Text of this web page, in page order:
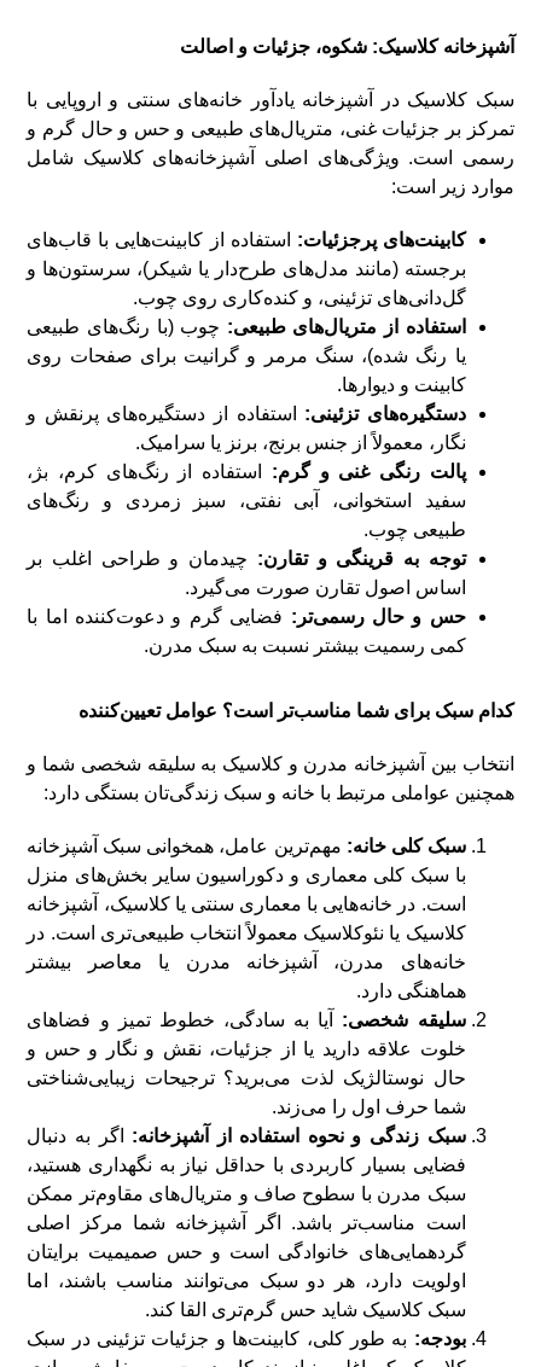
آشپزخانه کلاسیک: شکوه، جزئیات و اصالت
سبک کلاسیک در آشپزخانه یادآور خانه‌های سنتی و اروپایی با
تمرکز بر جزئیات غنی، متریال‌های طبیعی و حس و حال گرم و
رسمی است. ویژگی‌های اصلی آشپزخانه‌های کلاسیک شامل
موارد زیر است:
کابینت‌های پرجزئیات: استفاده از کابینت‌هایی با قاب‌های
برجسته (مانند مدل‌های طرح‌دار یا شیکر)، سرستون‌ها و
گل‌دانی‌های تزئینی، و کنده‌کاری روی چوب.
استفاده از متریال‌های طبیعی: چوب (با رنگ‌های طبیعی
یا رنگ شده)، سنگ مرمر و گرانیت برای صفحات روی
کابینت و دیوارها.
دستگیره‌های تزئینی: استفاده از دستگیره‌های پرنقش و
نگار، معمولاً از جنس برنج، برنز یا سرامیک.
پالت رنگی غنی و گرم: استفاده از رنگ‌های کرم، بژ،
سفید استخوانی، آبی نفتی، سبز زمردی و رنگ‌های
طبیعی چوب.
توجه به قرینگی و تقارن: چیدمان و طراحی اغلب بر
اساس اصول تقارن صورت می‌گیرد.
حس و حال رسمی‌تر: فضایی گرم و دعوت‌کننده اما با
کمی رسمیت بیشتر نسبت به سبک مدرن.
کدام سبک برای شما مناسب‌تر است؟ عوامل تعیین‌کننده
انتخاب بین آشپزخانه مدرن و کلاسیک به سلیقه شخصی شما و
همچنین عواملی مرتبط با خانه و سبک زندگی‌تان بستگی دارد:
سبک کلی خانه: مهم‌ترین عامل، همخوانی سبک آشپزخانه
با سبک کلی معماری و دکوراسیون سایر بخش‌های منزل
است. در خانه‌هایی با معماری سنتی یا کلاسیک، آشپزخانه
کلاسیک یا نئوکلاسیک معمولاً انتخاب طبیعی‌تری است. در
خانه‌های مدرن، آشپزخانه مدرن یا معاصر بیشتر
هماهنگی دارد.
سلیقه شخصی: آیا به سادگی، خطوط تمیز و فضاهای
خلوت علاقه دارید یا از جزئیات، نقش و نگار و حس و
حال نوستالژیک لذت می‌برید؟ ترجیحات زیبایی‌شناختی
شما حرف اول را می‌زند.
سبک زندگی و نحوه استفاده از آشپزخانه: اگر به دنبال
فضایی بسیار کاربردی با حداقل نیاز به نگهداری هستید،
سبک مدرن با سطوح صاف و متریال‌های مقاوم‌تر ممکن
است مناسب‌تر باشد. اگر آشپزخانه شما مرکز اصلی
گردهمایی‌های خانوادگی است و حس صمیمیت برایتان
اولویت دارد، هر دو سبک می‌توانند مناسب باشند، اما
سبک کلاسیک شاید حس گرم‌تری القا کند.
بودجه: به طور کلی، کابینت‌ها و جزئیات تزئینی در سبک